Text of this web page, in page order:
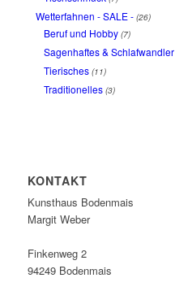
Wetterfahnen - SALE - (26)
Beruf und Hobby (7)
Sagenhaftes & Schlafwandler
Tierisches (11)
Traditionelles (3)
KONTAKT
Kunsthaus Bodenmais
Margit Weber
Finkenweg 2
94249 Bodenmais